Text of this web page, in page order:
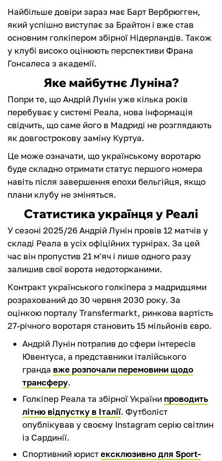
Найбільше довіри зараз має Барт Вербрюгген,
який успішно виступає за Брайтон і вже став
основним голкіпером збірної Нідерландів. Також
у клубі високо оцінюють перспективи Франа
Гонсалеса з академії.
Яке майбутнє Луніна?
Попри те, що Андрій Лунін уже кілька років
перебуває у системі Реала, нова інформація
свідчить, що саме його в Мадриді не розглядають
як довгострокову заміну Куртуа.
Це може означати, що українському воротарю
буде складно отримати статус першого номера
навіть після завершення епохи бельгійця, якщо
плани клубу не зміняться.
Статистика українця у Реалі
У сезоні 2025/26 Андрій Лунін провів 12 матчів у
складі Реала в усіх офіційних турнірах. За цей
час він пропустив 21 м'яч і лише одного разу
залишив свої ворота недоторканими.
Контракт українського голкіпера з мадридцями
розрахований до 30 червня 2030 року. За
оцінкою порталу Transfermarkt, ринкова вартість
27-річного воротаря становить 15 мільйонів євро.
Андрій Лунін потрапив до сфери інтересів
Ювентуса, а представники італійського
гранда вже розпочали перемовини щодо
трансферу.
Голкіпер Реала та збірної України проводить
літню відпустку в Італії. Футболіст
опублікував у своєму Instagram серію світлин
із Сардинії.
Спортивний юристексклюзивно для Sport-